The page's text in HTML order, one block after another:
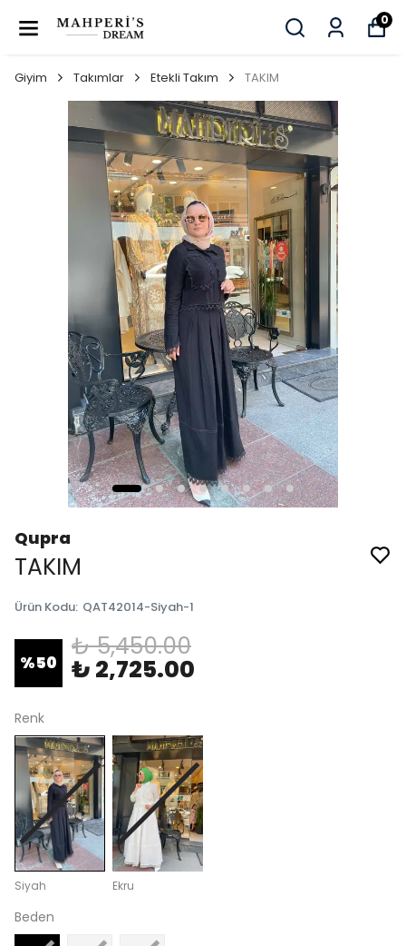
0
Giyim Takımlar Etekli Takım TAKIM
Qupra
TAKIM
Ürün Kodu: QAT42014-Siyah-1
%50
₺ 5,450.00
₺ 2,725.00
Renk
Siyah Ekru
Beden